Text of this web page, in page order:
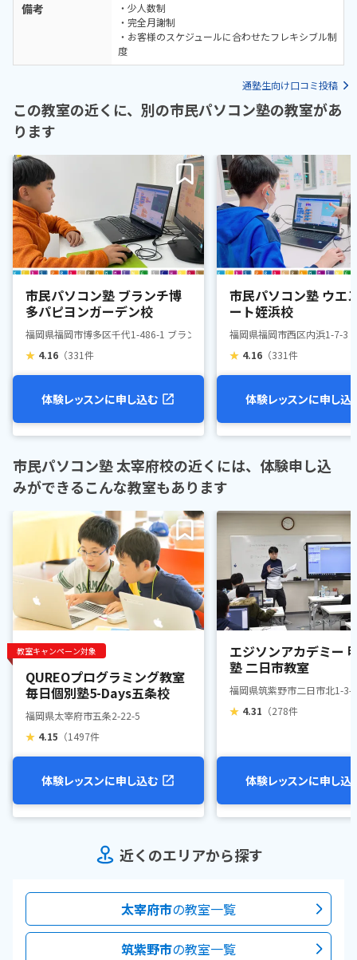
備考
・少人数制
・完全月謝制
・お客様のスケジュールに合わせたフレキシブル制
度
通塾生向け口コミ投稿
この教室の近くに、別の市民パソコン塾の教室があ
ります
市民パソコン塾 ブランチ博
多パピヨンガーデン校
福岡県福岡市博多区千代1-486-1 ブランチ博多パピヨンガーデンB203
★ 4.16 （331件
体験レッスンに申し込む
市民パソコン塾 ウエ
ート姪浜校
福岡県福岡市西区内浜1-7-3
★ 4.16 （331件
体験レッスンに申し込
市民パソコン塾 太宰府校の近くには、体験申し込
みができるこんな教室もあります
教室キャンペーン対象
QUREOプログラミング教室
毎日個別塾5-Days五条校
福岡県太宰府市五条2-22-5
★ 4.15 （1497件
体験レッスンに申し込む
エジソンアカデミー
塾 二日市教室
福岡県筑紫野市二日市北1-3-
★ 4.31 （278件
体験レッスンに申し込
近くのエリアから探す
太宰府市の教室一覧
筑紫野市の教室一覧